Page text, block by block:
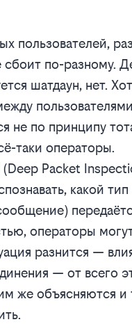
пользователей,
сбоит по-разному.
шатдаун, нет.
не по принципу
таки операторы.
Packet
какой
операторы
разнится —
— от всего
же объясняются и